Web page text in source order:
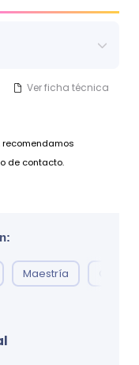
Ver ficha técnica
de contacto.
Maestría